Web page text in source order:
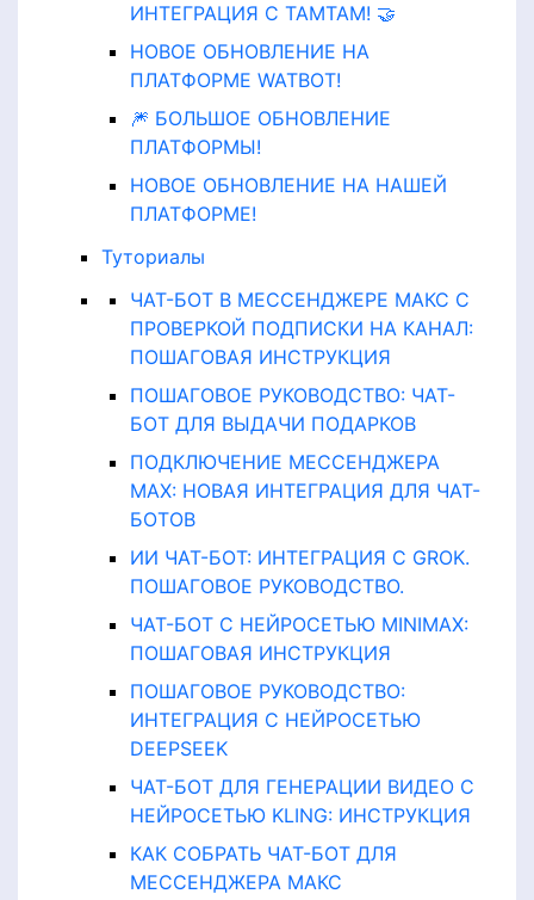
ИНТЕГРАЦИЯ С ТАМТАМ! 🤝
НОВОЕ ОБНОВЛЕНИЕ НА
ПЛАТФОРМЕ WATBOT!
🎆 БОЛЬШОЕ ОБНОВЛЕНИЕ
ПЛАТФОРМЫ!
НОВОЕ ОБНОВЛЕНИЕ НА НАШЕЙ
ПЛАТФОРМЕ!
Туториалы
ЧАТ-БОТ В МЕССЕНДЖЕРЕ МАКС С
ПРОВЕРКОЙ ПОДПИСКИ НА КАНАЛ:
ПОШАГОВАЯ ИНСТРУКЦИЯ
ПОШАГОВОЕ РУКОВОДСТВО: ЧАТ-
БОТ ДЛЯ ВЫДАЧИ ПОДАРКОВ
ПОДКЛЮЧЕНИЕ МЕССЕНДЖЕРА
MAX: НОВАЯ ИНТЕГРАЦИЯ ДЛЯ ЧАТ-
БОТОВ
ИИ ЧАТ-БОТ: ИНТЕГРАЦИЯ С GROK.
ПОШАГОВОЕ РУКОВОДСТВО.
ЧАТ-БОТ С НЕЙРОСЕТЬЮ MINIMAX:
ПОШАГОВАЯ ИНСТРУКЦИЯ
ПОШАГОВОЕ РУКОВОДСТВО:
ИНТЕГРАЦИЯ С НЕЙРОСЕТЬЮ
DEEPSEEK
ЧАТ-БОТ ДЛЯ ГЕНЕРАЦИИ ВИДЕО С
НЕЙРОСЕТЬЮ KLING: ИНСТРУКЦИЯ
КАК СОБРАТЬ ЧАТ-БОТ ДЛЯ
МЕССЕНДЖЕРА MAКС